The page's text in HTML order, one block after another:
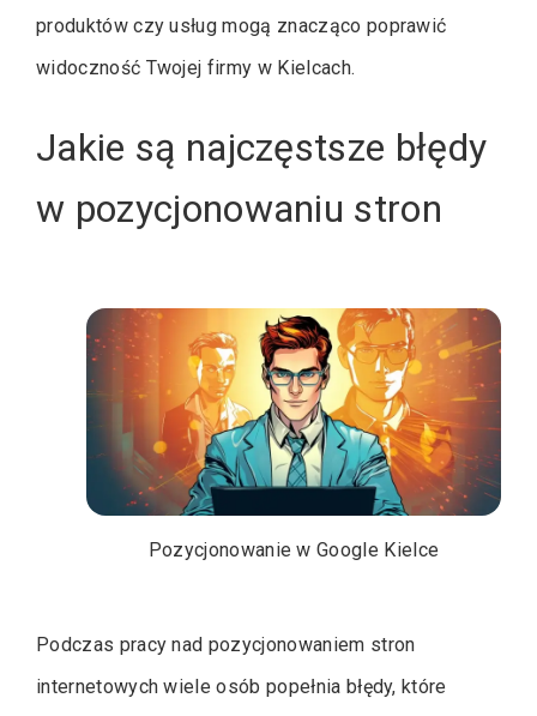
produktów czy usług mogą znacząco poprawić
widoczność Twojej firmy w Kielcach.
Jakie są najczęstsze błędy
w pozycjonowaniu stron
Pozycjonowanie w Google Kielce
Podczas pracy nad pozycjonowaniem stron
internetowych wiele osób popełnia błędy, które